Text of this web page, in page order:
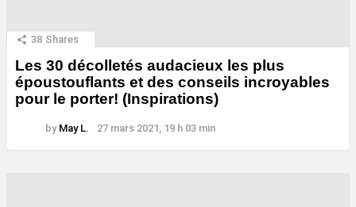
38 Shares
Les 30 décolletés audacieux les plus
époustouflants et des conseils incroyables
pour le porter! (Inspirations)
by May L. 27 mars 2021, 19 h 03 min